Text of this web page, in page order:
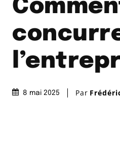
8 mai 2025 Par